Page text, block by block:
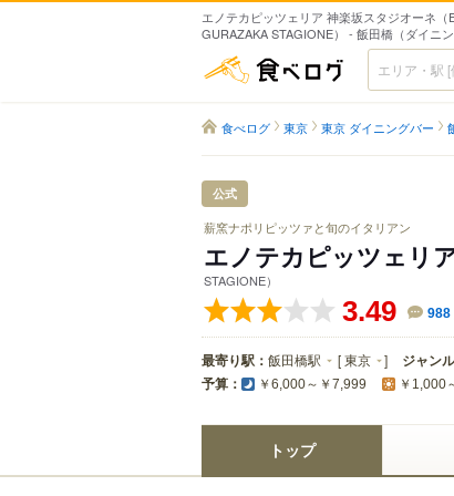
エノテカピッツェリア 神楽坂スタジオーネ
GURAZAKA STAGIONE） - 飯田橋（ダイニン
食べログ
食べログ 東京 東京 ダイニングバー
公式
薪窯ナポリピッツァと旬のイタリアン
エノテカピッツェリ
STAGIONE）
3.49 988
最寄り駅： 飯田橋駅 [東京 ] ジャン
予算： ￥6,000～￥7,999 ￥1,000
トップ